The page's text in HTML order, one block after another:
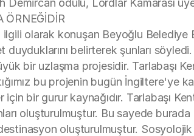
Demircan ödülü, Lordlar Kamarası
ÖRNEĞİDİR
olarak konuşan Beyoğlu Belediye
duyduklarını belirterek şunları
bir uzlaşma projesidir. Tarlabaşı
bu projenin bugün
için bir gurur kaynağıdır. Tarlabaşı
oluşturulmuştur. Bu sayede
oluşturulmuştur. Sosyolojik